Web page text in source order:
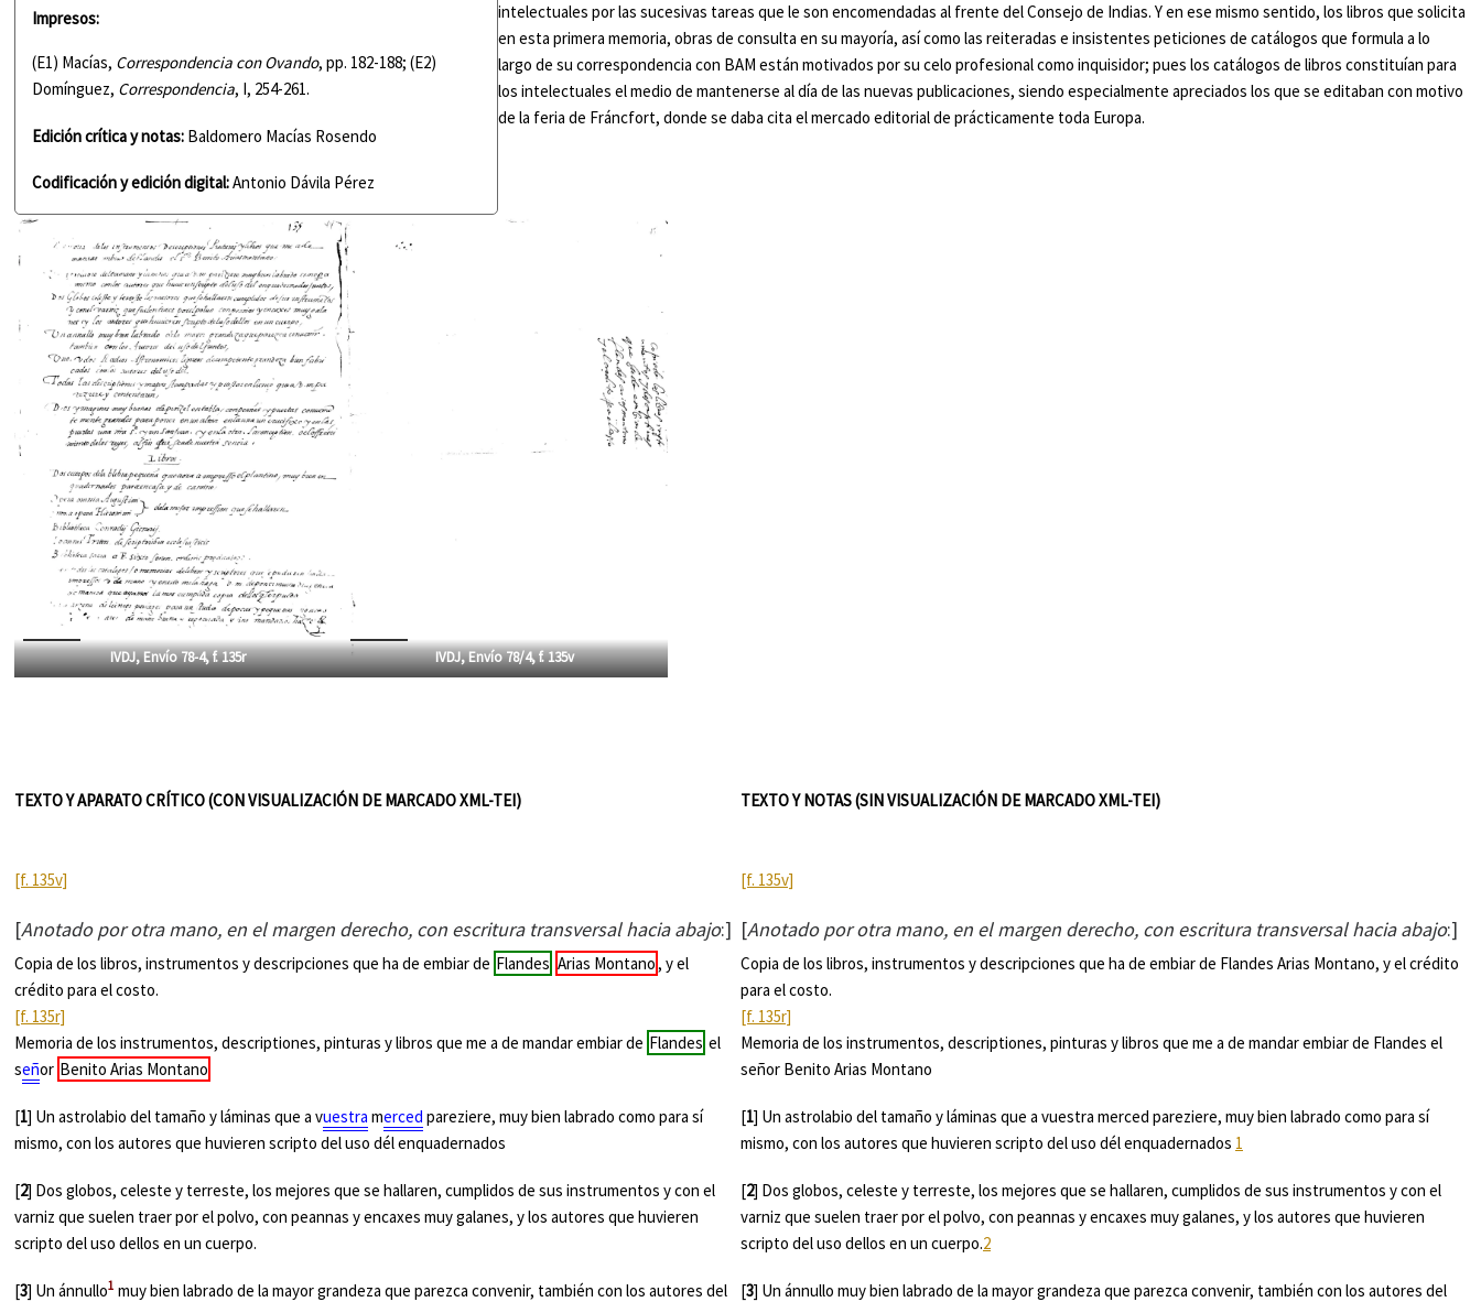
Impresos:
(E1) Macías, Correspondencia con Ovando, pp. 182-188; (E2)
Domínguez, Correspondencia, I, 254-261.
Edición crítica y notas: Baldomero Macías Rosendo
Codificación y edición digital:Antonio Dávila Pérez
intelectuales por las sucesivas tareas que le son encomendadas al frente del Consejo de Indias. Y en ese mismo sentido, los libros que solicita
en esta primera memoria, obras de consulta en su mayoría, así como las reiteradas e insistentes peticiones de catálogos que formula a lo
largo de su correspondencia con BAM están motivados por su celo profesional como inquisidor; pues los catálogos de libros constituían para
los intelectuales el medio de mantenerse al día de las nuevas publicaciones, siendo especialmente apreciados los que se editaban con motivo
de la feria de Fráncfort, donde se daba cita el mercado editorial de prácticamente toda Europa.
IVDJ, Envío 78-4, f. 135r IVDJ, Envío 78/4, f. 135v
TEXTO Y APARATO CRÍTICO (CON VISUALIZACIÓN DE MARCADO XML-TEI)
[f. 135v]
[Anotado por otra mano, en el margen derecho, con escritura transversal hacia abajo:]
Copia de los libros, instrumentos y descripciones que ha de embiar de Flandes Arias Montano, y el
crédito para el costo.
[f. 135r]
Memoria de los instrumentos, descriptiones, pinturas y libros que me a de mandar embiar de Flandes el
señor Benito Arias Montano
[1] Un astrolabio del tamaño y láminas que a vuestra merced pareziere, muy bien labrado como para sí
mismo, con los autores que huvieren scripto del uso dél enquadernados
[2] Dos globos, celeste y terreste, los mejores que se hallaren, cumplidos de sus instrumentos y con el
varniz que suelen traer por el polvo, con peannas y encaxes muy galanes, y los autores que huvieren
scripto del uso dellos en un cuerpo.
[3] Un ánnullo1 muy bien labrado de la mayor grandeza que parezca convenir, también con los autores del
TEXTO Y NOTAS (SIN VISUALIZACIÓN DE MARCADO XML-TEI)
[f. 135v]
[Anotado por otra mano, en el margen derecho, con escritura transversal hacia abajo:]
Copia de los libros, instrumentos y descripciones que ha de embiar de Flandes Arias Montano, y el crédito
para el costo.
[f. 135r]
Memoria de los instrumentos, descriptiones, pinturas y libros que me a de mandar embiar de Flandes el
señor Benito Arias Montano
[1] Un astrolabio del tamaño y láminas que a vuestra merced pareziere, muy bien labrado como para sí
mismo, con los autores que huvieren scripto del uso dél enquadernados 1
[2] Dos globos, celeste y terreste, los mejores que se hallaren, cumplidos de sus instrumentos y con el
varniz que suelen traer por el polvo, con peannas y encaxes muy galanes, y los autores que huvieren
scripto del uso dellos en un cuerpo.2
[3] Un ánnullo muy bien labrado de la mayor grandeza que parezca convenir, también con los autores del